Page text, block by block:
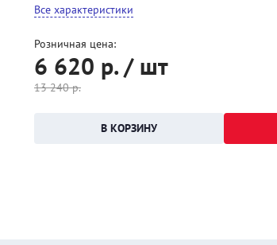
Все характеристики
Розничная цена:
6 620 р. / шт
13 240р.